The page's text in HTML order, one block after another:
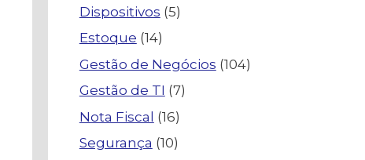
Dispositivos (5)
Estoque (14)
Gestão de Negócios (104)
Gestão de TI (7)
Nota Fiscal (16)
Segurança (10)